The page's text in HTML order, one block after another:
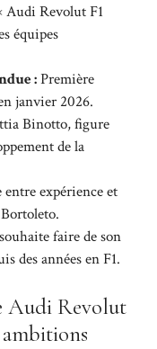
Audi Revolut F1
équipes
:Première
janvier 2026.
Binotto, figure
de la
expérience et
faire de son
des années en F1.
Audi Revolut